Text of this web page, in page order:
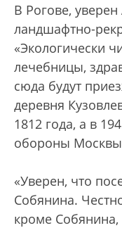
В Рогове, уверен
ландшафтно-
«Экологически
лечебницы,
сюда будут
деревня
1812 года, а в
обороны
«Уверен, что
Собянина.
кроме